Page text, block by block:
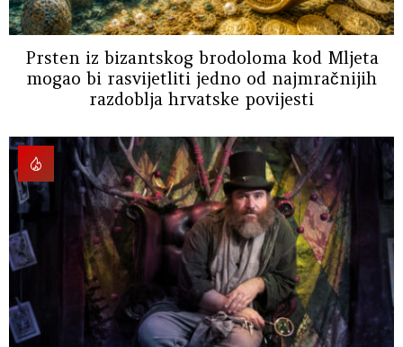
Prsten iz bizantskog brodoloma kod Mljeta
mogao bi rasvijetliti jedno od najmračnijih
razdoblja hrvatske povijesti